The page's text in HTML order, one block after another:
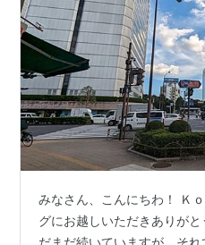
みなさん、こんにちわ！ Ｋ
グにお越しいただきありが